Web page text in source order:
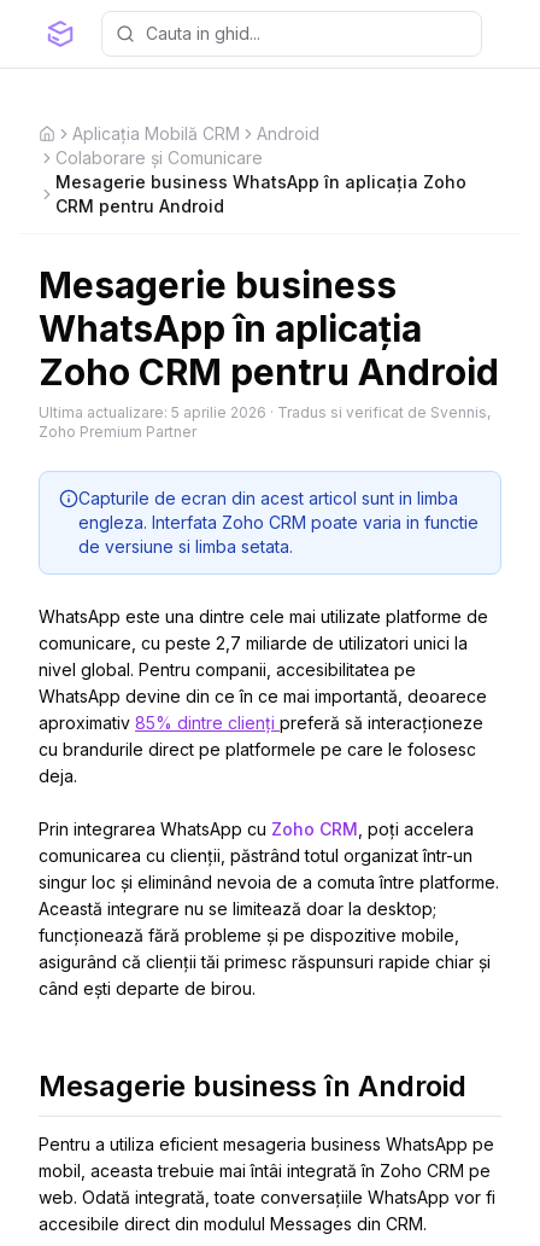
HomeAplicația Mobilă CRM
Android
Colaborare și Comunicare
Mesagerie business WhatsApp în aplicația Zoho
CRM pentru Android
Mesagerie business
WhatsApp în aplicația
Zoho CRM pentru Android
Ultima actualizare: 5 aprilie 2026 · Tradus si verificat de Svennis,
Zoho Premium Partner
Capturile de ecran din acest articol sunt in limba
engleza. Interfata Zoho CRM poate varia in functie
de versiune si limba setata.
WhatsApp este una dintre cele mai utilizate platforme de
comunicare, cu peste 2,7 miliarde de utilizatori unici la
nivel global. Pentru companii, accesibilitatea pe
WhatsApp devine din ce în ce mai importantă, deoarece
aproximativ 85% dintre clienți preferă să interacționeze
cu brandurile direct pe platformele pe care le folosesc
deja.
Prin integrarea WhatsApp cu Zoho CRM , poți accelera
comunicarea cu clienții, păstrând totul organizat într-un
singur loc și eliminând nevoia de a comuta între platforme.
Această integrare nu se limitează doar la desktop;
funcționează fără probleme și pe dispozitive mobile,
asigurând că clienții tăi primesc răspunsuri rapide chiar și
când ești departe de birou.
Mesagerie business în Android
Pentru a utiliza eficient mesageria business WhatsApp pe
mobil, aceasta trebuie mai întâi integrată în Zoho CRM pe
web. Odată integrată, toate conversațiile WhatsApp vor fi
accesibile direct din modulul Messages din CRM.